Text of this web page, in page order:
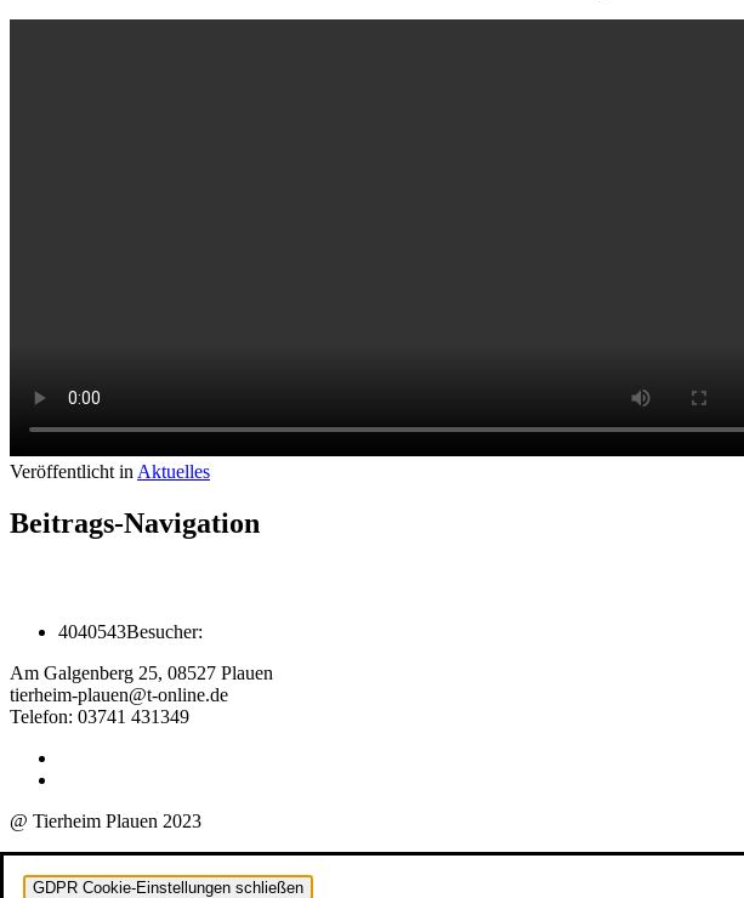
Veröffentlicht in Aktuelles
Beitrags-Navigation
4040543Besucher:
Am Galgenberg 25, 08527 Plauen
tierheim-plauen@t-online.de
Telefon: 03741 431349
@ Tierheim Plauen 2023
GDPR Cookie-Einstellungen schließen